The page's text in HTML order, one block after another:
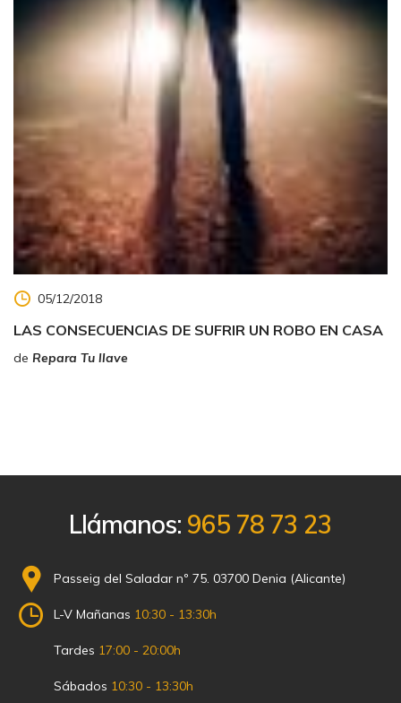
05/12/2018
LAS CONSECUENCIAS DE SUFRIR UN ROBO EN CASA
de Repara Tu llave
Llámanos: 965 78 73 23
Passeig del Saladar nº 75. 03700 Denia (Alicante)
L-V Mañanas 10:30 - 13:30h
Tardes 17:00 - 20:00h
Sábados 10:30 - 13:30h